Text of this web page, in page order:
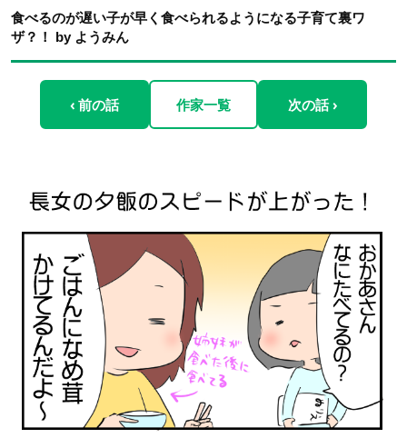
食べるのが遅い子が早く食べられるようになる子育て裏ワ
ザ？！ by ようみん
‹ 前の話 作家一覧 次の話 ›